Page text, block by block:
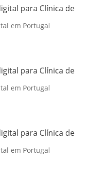
para Clínica de
em Portugal
para Clínica de
em Portugal
para Clínica de
em Portugal